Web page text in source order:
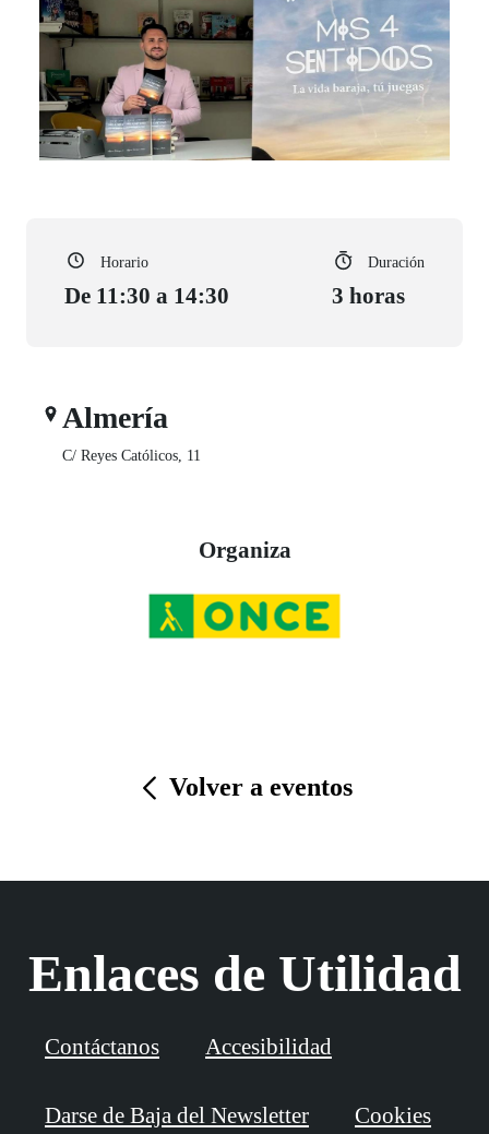
Horario
De 11:30 a 14:30
Duración
3 horas
Almería
C/ Reyes Católicos, 11
Organiza
Volver a eventos
Enlaces de Utilidad
Contáctanos Accesibilidad
Darse de Baja del Newsletter Cookies